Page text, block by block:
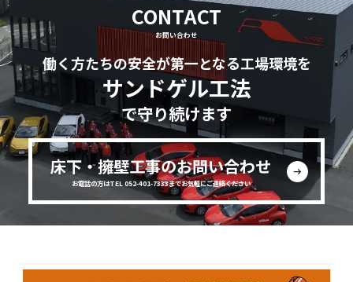
CONTACT
お問い合わせ
働く方たちの安全が第一となる工場環境を
サンドゲル工法
で守り続けます
床下・擁壁工事のお問い合わせ
お電話の方はTEL 052-401-7333までお気軽にご連絡ください